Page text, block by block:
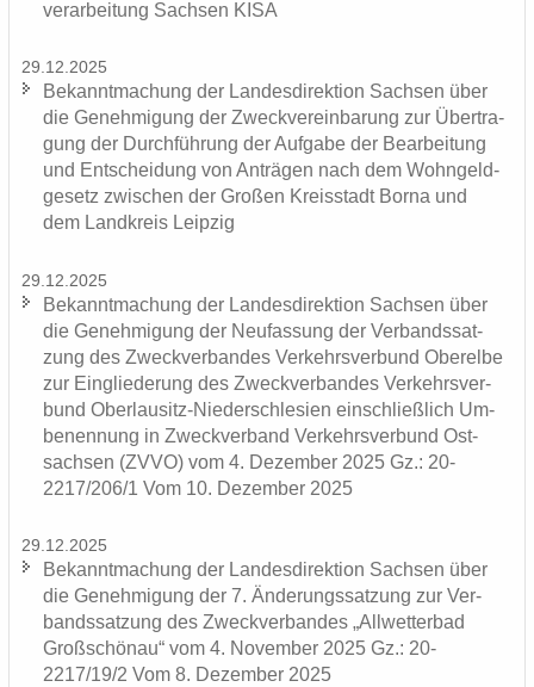
ver­ar­bei­tung Sach­sen KISA
29.12.2025
Be­kannt­ma­chung der Lan­des­di­rek­ti­on Sach­sen über
die Ge­neh­mi­gung der Zweck­ver­ein­ba­rung zur Über­tra­
gung der Durch­füh­rung der Auf­ga­be der Be­ar­bei­tung
und Ent­schei­dung von An­trä­gen nach dem Wohn­geld­
ge­setz zwi­schen der Gro­ßen Kreis­stadt Borna und
dem Land­kreis Leip­zig
29.12.2025
Be­kannt­ma­chung der Lan­des­di­rek­ti­on Sach­sen über
die Ge­neh­mi­gung der Neu­fas­sung der Ver­bands­sat­
zung des Zweck­ver­ban­des Ver­kehrs­ver­bund Ober­el­be
zur Ein­glie­de­rung des Zweck­ver­ban­des Ver­kehrs­ver­
bund Oberlausitz-​Niederschlesien ein­schließ­lich Um­
be­nen­nung in Zweck­ver­band Ver­kehrs­ver­bund Ost­
sach­sen (ZVVO) vom 4. De­zem­ber 2025 Gz.: 20-
2217/206/1 Vom 10. De­zem­ber 2025
29.12.2025
Be­kannt­ma­chung der Lan­des­di­rek­ti­on Sach­sen über
die Ge­neh­mi­gung der 7. Än­de­rungs­sat­zung zur Ver­
bands­sat­zung des Zweck­ver­ban­des „All­wet­ter­bad
Groß­schön­au“ vom 4. No­vem­ber 2025 Gz.: 20-
2217/19/2 Vom 8. De­zem­ber 2025